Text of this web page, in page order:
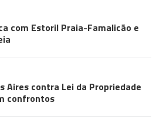
com Estoril Praia-Famalicão e
Aires contra Lei da Propriedade
confrontos